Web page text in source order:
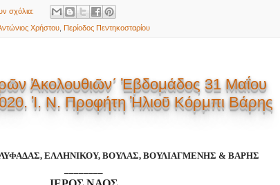
σχόλια:
Χρήστου Περίοδος Πεντηκοσταρίου
Ἀκολουθιῶν΄ Ἐβδομάδος 31 Μαΐου
Ἱ. Ν. Προφήτη Ἠλιοῦ Κόρμπι Βάρης
ΕΛΛΗΝΙΚΟΥ, ΒΟΥΛΑΣ, ΒΟΥΛΙΑΓΜΕΝΗΣ & ΒΑΡΗΣ